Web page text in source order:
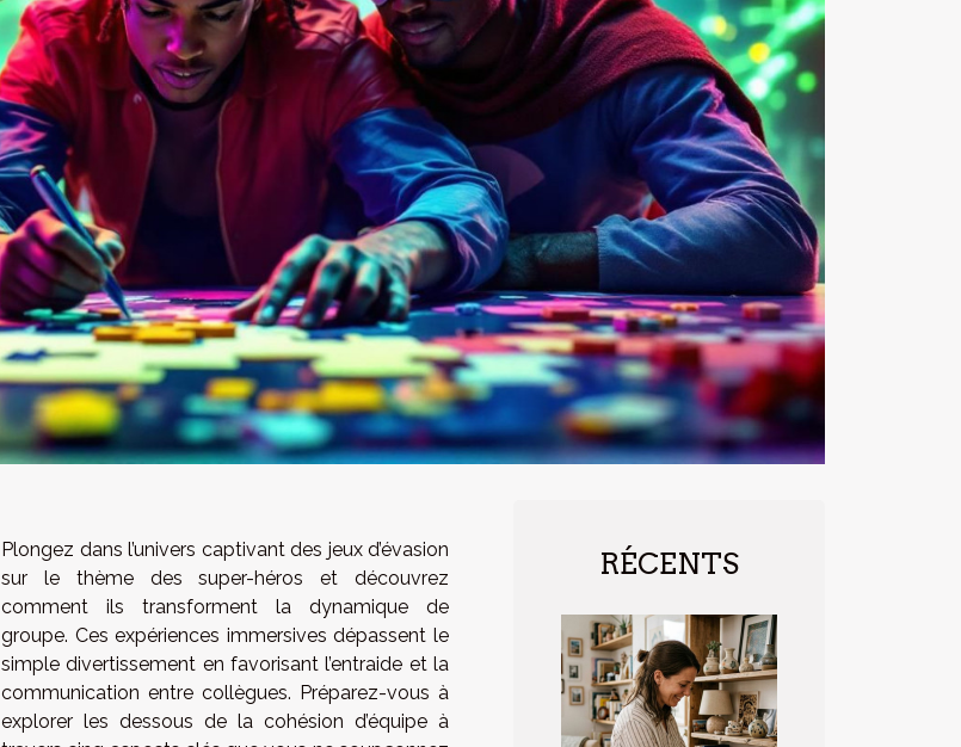
Plongez dans l’univers captivant des jeux d’évasion
sur le thème des super-héros et découvrez
comment ils transforment la dynamique de
groupe. Ces expériences immersives dépassent le
simple divertissement en favorisant l’entraide et la
communication entre collègues. Préparez-vous à
explorer les dessous de la cohésion d’équipe à
RÉCENTS